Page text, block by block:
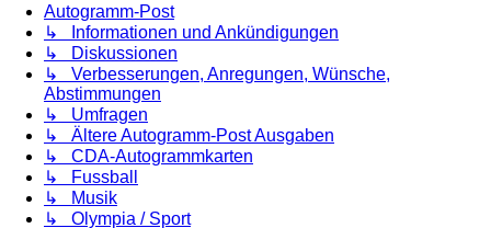
Autogramm-Post
↳ Informationen und Ankündigungen
↳ Diskussionen
↳ Verbesserungen, Anregungen, Wünsche,
Abstimmungen
↳ Umfragen
↳ Ältere Autogramm-Post Ausgaben
↳ CDA-Autogrammkarten
↳ Fussball
↳ Musik
↳ Olympia / Sport